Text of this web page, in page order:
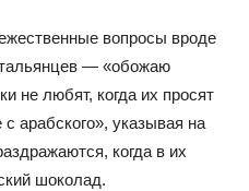
вопросы вроде
— «обожаю
не любят, когда их просят
арабского», указывая на
когда в их
шоколад.